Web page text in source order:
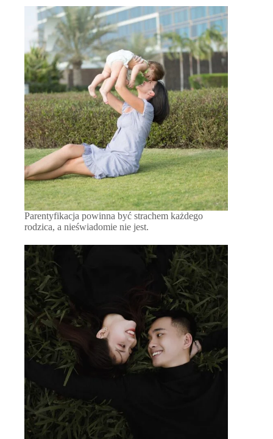
Parentyfikacja powinna być strachem każdego
rodzica, a nieświadomie nie jest.